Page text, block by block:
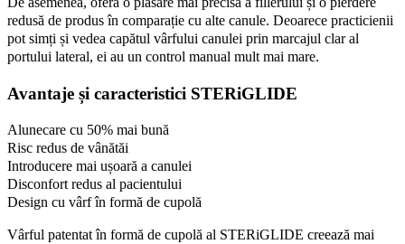
redusă de produs în comparație cu alte canule. Deoarece practicienii
pot simți și vedea capătul vârfului canulei prin marcajul clar al
portului lateral, ei au un control manual mult mai mare.
Avantaje și caracteristici STERiGLIDE
Alunecare cu 50% mai bună
Risc redus de vânătăi
Introducere mai ușoară a canulei
Disconfort redus al pacientului
Design cu vârf în formă de cupolă
Vârful patentat în formă de cupolă al STERiGLIDE creează mai